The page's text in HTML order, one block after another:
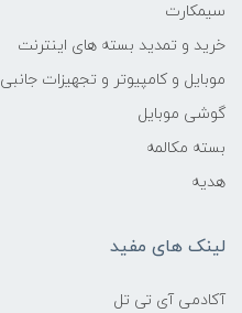
سیمکارت
خرید و تمدید بسته های اینترنت
موبایل و کامپیوتر و تجهیزات جانبی
گوشی موبایل
بسته مکالمه
هدیه
لینک های مفید
آکادمی آی تی تل